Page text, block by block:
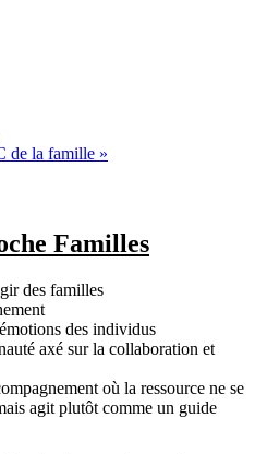
de la famille »
Familles
des familles
des individus
axé sur la collaboration et
où la ressource ne se
agit plutôt comme un guide